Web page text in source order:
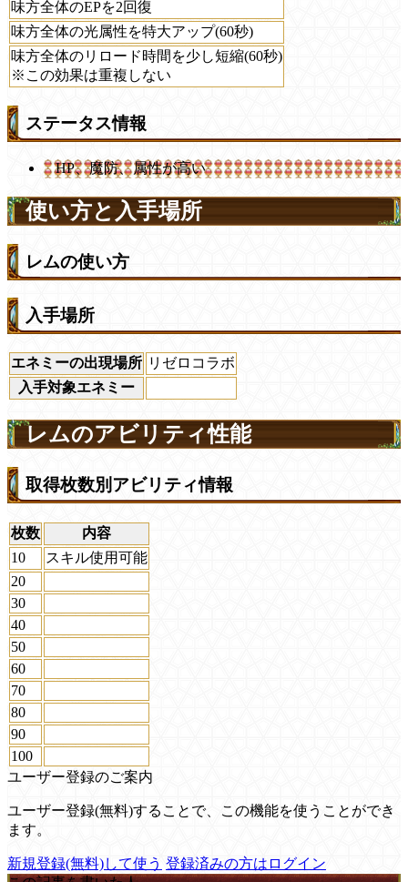
味方全体のEPを2回復
味方全体の光属性を特大アップ(60秒)
味方全体のリロード時間を少し短縮(60秒)
※この効果は重複しない
ステータス情報
HP、魔防、属性が高い
使い方と入手場所
レムの使い方
入手場所
エネミーの出現場所 リゼロコラボ
入手対象エネミー
レムのアビリティ性能
取得枚数別アビリティ情報
枚数
内容
10
スキル使用可能
20
30
40
50
60
70
80
90
100
ユーザー登録のご案内
ユーザー登録(無料)することで、この機能を使うことができ
ます。
新規登録(無料)して使う 登録済みの方はログイン